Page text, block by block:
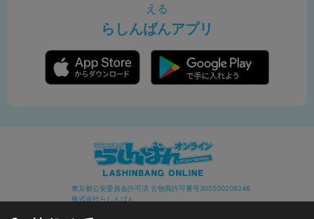
える
らしんばんアプリ
東京都公安委員会許可済 古物商許可番号305500206246
株式会社らしんばん